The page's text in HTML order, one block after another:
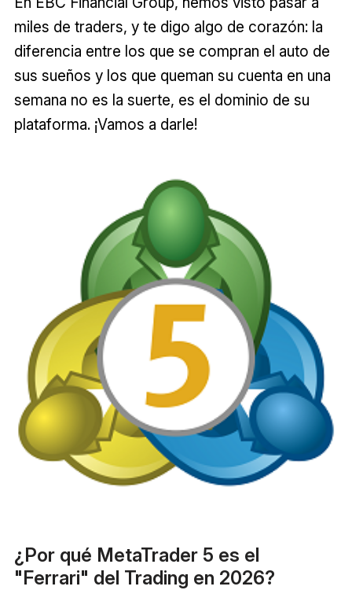
miles de traders, y te digo algo de corazón: la
diferencia entre los que se compran el auto de
sus sueños y los que queman su cuenta en una
semana no es la suerte, es el dominio de su
plataforma. ¡Vamos a darle!
¿Por qué MetaTrader 5 es el
"Ferrari" del Trading en 2026?